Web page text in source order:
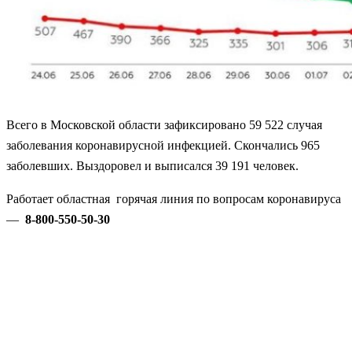
Всего в Московской области зафиксировано 59 522 случая
заболевания коронавирусной инфекцией. Скончались 965
заболевших. Выздоровел и выписался 39 191 человек.
Работает областная горячая линия по вопросам коронавируса
— 8-800-550-50-30